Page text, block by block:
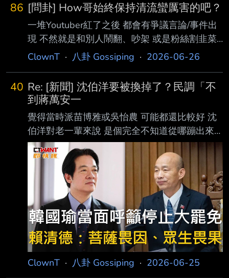
86 [問卦] How哥始終保持清流蠻厲害的吧？
一堆Youtuber紅了之後 都會有爭議言論/事件出
現 不然就是和別人鬧翻、吵架 或是粉絲割韭菜
什麼的 看來看去，資深youtuber 好像只有How
賺錢 根本現代青年典範 How哥是怎麼辦到的？
也太厲害 ----- Sent from JPTT on my iPhone --
ClownT · 八卦 Gossiping · 2026-06-26
40 Re: [新聞] 沈伯洋要被換掉了？民調「不
到蔣萬安一
覺得當時派苗博雅或吳怡農 可能都還比較好 沈
伯洋對老一輩來說 是個完全不知道從哪蹦出來
的人 很多長輩根本也不知道黑熊學院是啥 至於
網路、年輕一輩方面 沈伯洋這種講空話/講幹話
的風格 已經洗不了大部分年輕人的腦 現在也不
流行什麼懶人包了 這應該是民進黨選舉史上 空
戰打最辛苦的一次了 每天一直找新的話題抹黑
蔣 卻都沒啥作用 ----- Sent from JPTT on my
iPhone -- 但這娛樂時間比想像中還慘 吳怡農至
少能出來賣賣臉 放推是共識沒錯 但黑熊比想像
中遜好幾倍
ClownT · 八卦 Gossiping · 2026-06-25